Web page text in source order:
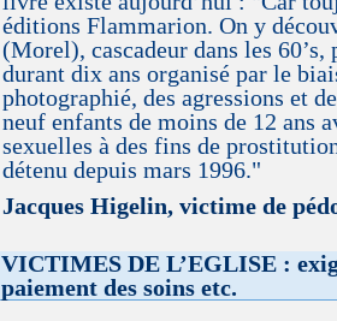
éditions Flammarion. On y
(Morel), cascadeur dans les
durant dix ans organisé par le
photographié, des agressions et
neuf enfants de moins de 12 ans
sexuelles à des fins de
détenu depuis mars 1996."
Jacques Higelin, victime de
VICTIMES DE L’EGLISE :
paiement des soins etc.